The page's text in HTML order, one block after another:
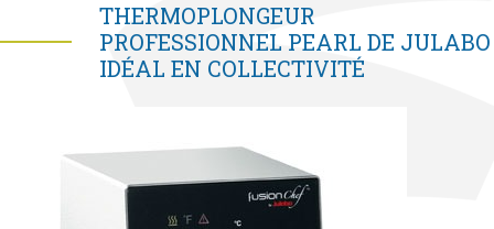
THERMOPLONGEUR
PROFESSIONNEL PEARL DE JULABO
IDÉAL EN COLLECTIVITÉ